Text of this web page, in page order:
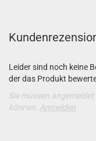
Leider sind noch keine
der das Produkt
Sie müssen
können. Anmelden